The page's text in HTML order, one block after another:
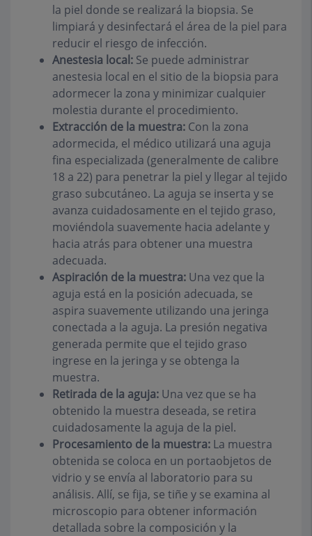
la piel donde se realizará la biopsia. Se
limpiará y desinfectará el área de la piel para
reducir el riesgo de infección.
Anestesia local: Se puede administrar
anestesia local en el sitio de la biopsia para
adormecer la zona y minimizar cualquier
molestia durante el procedimiento.
Extracción de la muestra: Con la zona
adormecida, el médico utilizará una aguja
fina especializada (generalmente de calibre
18 a 22) para penetrar la piel y llegar al tejido
graso subcutáneo. La aguja se inserta y se
avanza cuidadosamente en el tejido graso,
moviéndola suavemente hacia adelante y
hacia atrás para obtener una muestra
adecuada.
Aspiración de la muestra: Una vez que la
aguja está en la posición adecuada, se
aspira suavemente utilizando una jeringa
conectada a la aguja. La presión negativa
generada permite que el tejido graso
ingrese en la jeringa y se obtenga la
muestra.
Retirada de la aguja: Una vez que se ha
obtenido la muestra deseada, se retira
cuidadosamente la aguja de la piel.
Procesamiento de la muestra: La muestra
obtenida se coloca en un portaobjetos de
vidrio y se envía al laboratorio para su
análisis. Allí, se fija, se tiñe y se examina al
microscopio para obtener información
detallada sobre la composición y la